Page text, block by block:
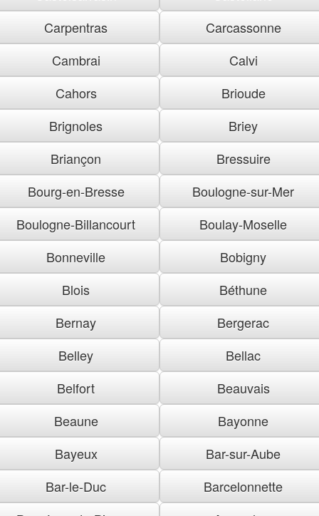
Carpentras
Carcassonne
Cambrai
Calvi
Cahors
Brioude
Brignoles
Briey
Briançon
Bressuire
Bourg-en-Bresse
Boulogne-sur-Mer
Boulogne-Billancourt
Boulay-Moselle
Bonneville
Bobigny
Blois
Béthune
Bernay
Bergerac
Belley
Bellac
Belfort
Beauvais
Beaune
Bayonne
Bayeux
Bar-sur-Aube
Bar-le-Duc
Barcelonnette